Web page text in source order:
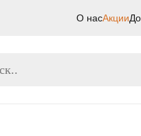
О насАкции